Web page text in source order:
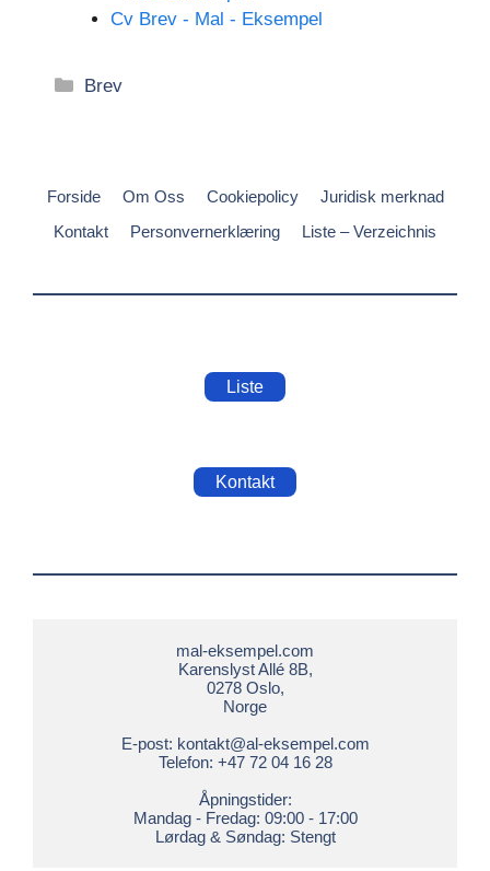
Cv Brev - Mal - Eksempel
Kategorier
Brev
Forside Om Oss Cookiepolicy
Juridisk merknad
Kontakt
Personvernerklæring Liste – Verzeichnis
Liste
Kontakt
mal-eksempel.com
Karenslyst Allé 8B,
0278 Oslo,
Norge
E-post: kontakt@al-eksempel.com
Telefon: +47 72 04 16 28
Åpningstider:
Mandag - Fredag: 09:00 - 17:00
Lørdag & Søndag: Stengt